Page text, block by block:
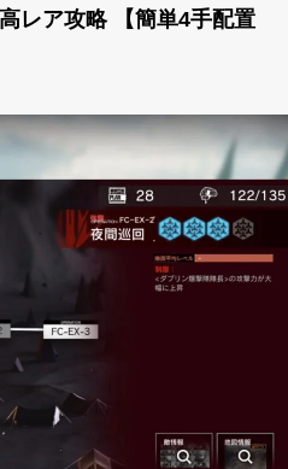
レア攻略 【簡単4手配置